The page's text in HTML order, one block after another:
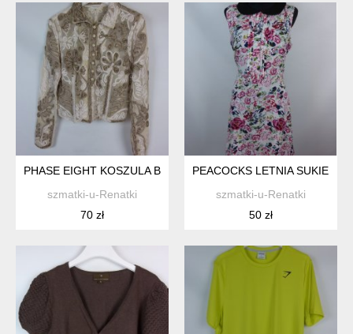
PHASE EIGHT KOSZULA BLUZKA Z SIATECZKI Z APLIKACJAMI
szmatki-u-Renatki
70 zł
PEACOCKS LETNIA
szmatki-u-Renatki
50 zł